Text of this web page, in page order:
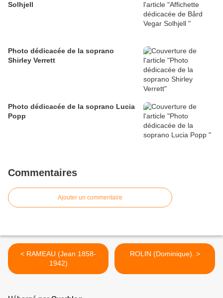
Solhjell
Photo dédicacée de la soprano
Shirley Verrett
Photo dédicacée de la soprano Lucia
Popp
Commentaires
Ajouter un commentaire
< RAMEAU (Jean 1858-
1942)
ROLIN (Dominique). >